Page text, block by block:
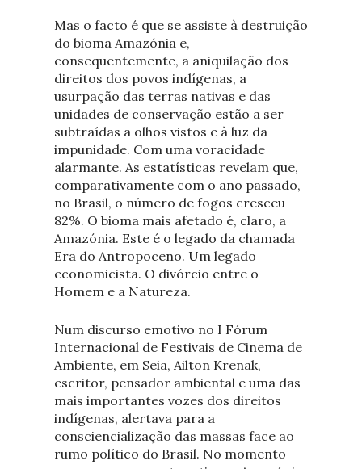
Mas o facto é que se assiste à destruição
do bioma Amazónia e,
consequentemente, a aniquilação dos
direitos dos povos indígenas, a
usurpação das terras nativas e das
unidades de conservação estão a ser
subtraídas a olhos vistos e à luz da
impunidade. Com uma voracidade
alarmante. As estatísticas revelam que,
comparativamente com o ano passado,
no Brasil, o número de fogos cresceu
82%. O bioma mais afetado é, claro, a
Amazónia. Este é o legado da chamada
Era do Antropoceno. Um legado
economicista. O divórcio entre o
Homem e a Natureza.
Num discurso emotivo no I Fórum
Internacional de Festivais de Cinema de
Ambiente, em Seia, Ailton Krenak,
escritor, pensador ambiental e uma das
mais importantes vozes dos direitos
indígenas, alertava para a
consciencialização das massas face ao
rumo político do Brasil. No momento